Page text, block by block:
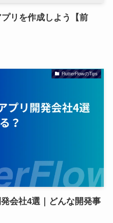
リを作成しよう【前
FlutterFlowのTips
会社4選｜どんな開発事